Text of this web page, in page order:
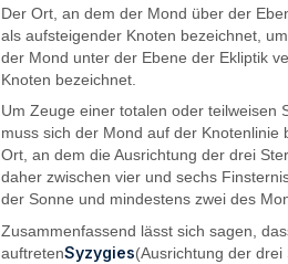
Der Ort, an dem der Mond über der
als aufsteigender Knoten bezeichnet,
der Mond unter der Ebene der Ekliptik
Knoten bezeichnet.
Um Zeuge einer totalen oder teilweisen
muss sich der Mond auf der Knotenlinie
Ort, an dem die Ausrichtung der drei
daher zwischen vier und sechs
der Sonne und mindestens zwei des
Zusammenfassend lässt sich sagen,
auftretenSyzygies(Ausrichtung der drei